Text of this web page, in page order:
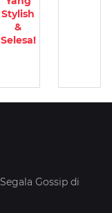
Stylish
&
Selesa!
Gossip di